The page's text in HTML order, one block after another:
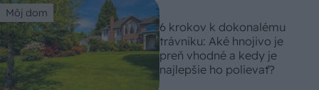
Môj dom
6 krokov k dokonalému
trávniku: Aké hnojivo je
preň vhodné a kedy je
najlepšie ho polievať?